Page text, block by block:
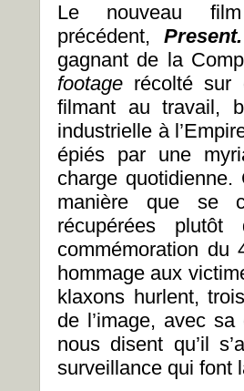
Le nouveau
précédent,
gagnant de la
footage récolté sur
filmant au travail,
industrielle à
épiés par une
charge
manière que se
récupérées
commémoration
hommage aux
klaxons hurlent,
de l’image, avec
nous disent qu’il
surveillance qui font